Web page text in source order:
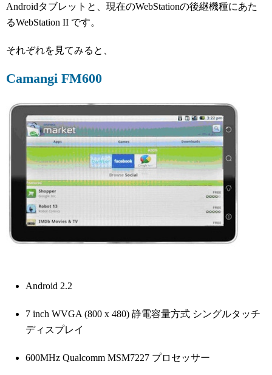
Androidタブレットと、現在のWebStationの後継機種にあた
るWebStation II です。
それぞれを見てみると、
Camangi FM600
Android 2.2
7 inch WVGA (800 x 480) 静電容量方式 シングルタッチ
ディスプレイ
600MHz Qualcomm MSM7227 プロセッサー